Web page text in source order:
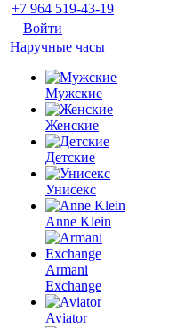
+7 964 519-43-19
Войти
Наручные часы
Мужские
Женские
Детские
Унисекс
Anne Klein
Armani
Exchange
Aviator